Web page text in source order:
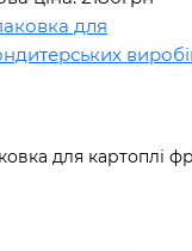
для
виробів
для картоплі